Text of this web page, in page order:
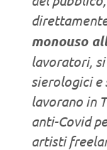
monouso
lavoratori,
sierologici e
lavorano in
anti-Covid
artisti